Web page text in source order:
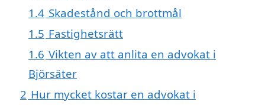
1.4 Skadestånd och brottmål
1.5 Fastighetsrätt
1.6 Vikten av att anlita en advokat i
Björsäter
2 Hur mycket kostar en advokat i